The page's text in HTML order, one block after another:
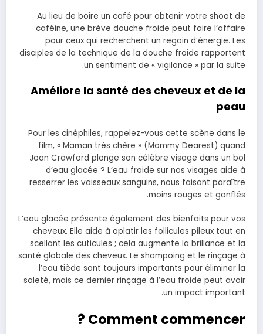
Au lieu de boire un café pour obtenir votre shoot de
caféine, une brève douche froide peut faire l’affaire
pour ceux qui recherchent un regain d’énergie. Les
disciples de la technique de la douche froide rapportent
un sentiment de « vigilance » par la suite.
Améliore la santé des cheveux et de la
peau
Pour les cinéphiles, rappelez-vous cette scène dans le
film, « Maman très chère » (Mommy Dearest) quand
Joan Crawford plonge son célèbre visage dans un bol
d’eau glacée ? L’eau froide sur nos visages aide à
resserrer les vaisseaux sanguins, nous faisant paraître
moins rouges et gonflés.
L’eau glacée présente également des bienfaits pour vos
cheveux. Elle aide à aplatir les follicules pileux tout en
scellant les cuticules ; cela augmente la brillance et la
santé globale des cheveux. Le shampoing et le rinçage à
l’eau tiède sont toujours importants pour éliminer la
saleté, mais ce dernier rinçage à l’eau froide peut avoir
un impact important.
Comment commencer ?